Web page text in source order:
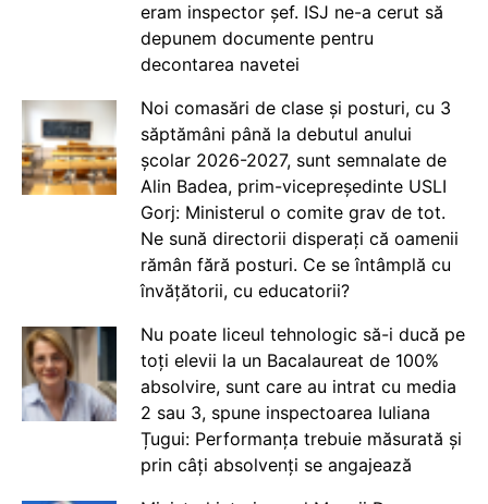
eram inspector șef. ISJ ne-a cerut să
depunem documente pentru
decontarea navetei
Noi comasări de clase și posturi, cu 3
săptămâni până la debutul anului
școlar 2026-2027, sunt semnalate de
Alin Badea, prim-vicepreședinte USLI
Gorj: Ministerul o comite grav de tot.
Ne sună directorii disperați că oamenii
rămân fără posturi. Ce se întâmplă cu
învățătorii, cu educatorii?
Nu poate liceul tehnologic să-i ducă pe
toți elevii la un Bacalaureat de 100%
absolvire, sunt care au intrat cu media
2 sau 3, spune inspectoarea Iuliana
Țugui: Performanța trebuie măsurată și
prin câți absolvenți se angajează